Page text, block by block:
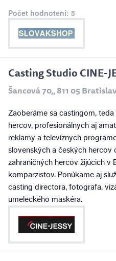
Počet hodnotení: 5
Casting Studio CINE-
Šancová 70,, 811 05
Zaoberáme sa castingom,
hercov, profesionálnych aj
reklamy a televíznych
slovenských a českých hercov
zahraničných hercov žijúcich v
komparzistov. Ponúkame aj
casting directora, fotografa,
umeleckého maskéra.